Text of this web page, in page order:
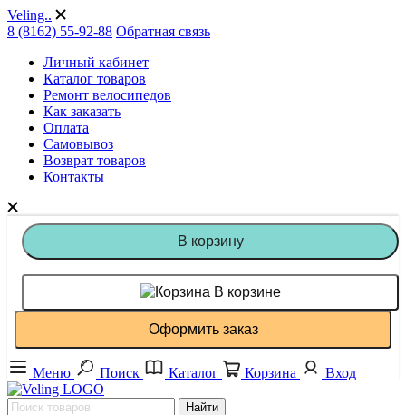
Veling..
8 (8162) 55-92-88 Обратная связь
Личный кабинет
Каталог товаров
Ремонт велосипедов
Как заказать
Оплата
Самовывоз
Возврат товаров
Контакты
В корзину
В корзине
Оформить заказ
Меню Поиск Каталог Корзина Вход
Найти